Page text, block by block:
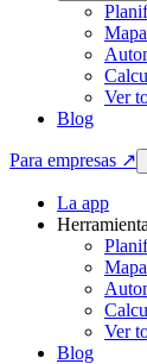
Ver
Blog
Para empresas ↗
La app
Ver
Blog